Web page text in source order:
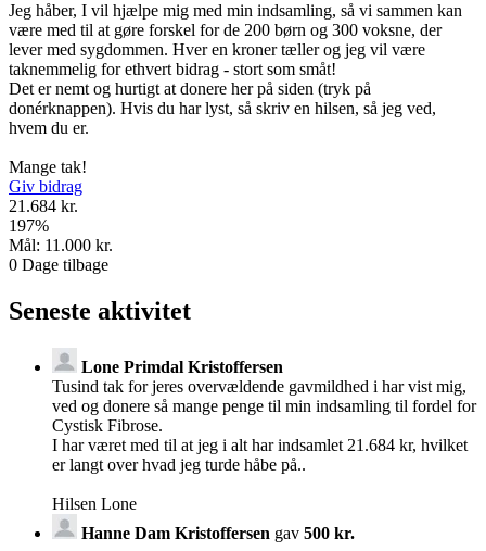
Jeg håber, I vil hjælpe mig med min indsamling, så vi sammen kan
være med til at gøre forskel for de 200 børn og 300 voksne, der
lever med sygdommen. Hver en kroner tæller og jeg vil være
taknemmelig for ethvert bidrag - stort som småt!
Det er nemt og hurtigt at donere her på siden (tryk på
donérknappen). Hvis du har lyst, så skriv en hilsen, så jeg ved,
hvem du er.
Mange tak!
Giv bidrag
21.684 kr.
197%
Mål: 11.000 kr.
0 Dage tilbage
Seneste aktivitet
Lone Primdal Kristoffersen
Tusind tak for jeres overvældende gavmildhed i har vist mig,
ved og donere så mange penge til min indsamling til fordel for
Cystisk Fibrose.
I har været med til at jeg i alt har indsamlet 21.684 kr, hvilket
er langt over hvad jeg turde håbe på..
Hilsen Lone
Hanne Dam Kristoffersen gav 500 kr.